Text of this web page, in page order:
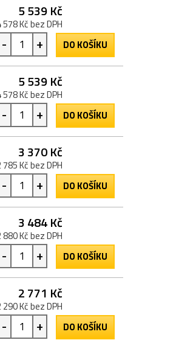
5 539 Kč
578 Kč bez DPH
- + DO KOŠÍKU
5 539 Kč
578 Kč bez DPH
- + DO KOŠÍKU
3 370 Kč
785 Kč bez DPH
- + DO KOŠÍKU
3 484 Kč
880 Kč bez DPH
- + DO KOŠÍKU
2 771 Kč
290 Kč bez DPH
- + DO KOŠÍKU